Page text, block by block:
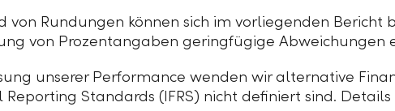
von Rundungen können sich im vorliegenden
von Prozentangaben geringfügige Abweichungen
unserer Performance wenden wir alternative
Reporting Standards (IFRS) nicht definiert sind.